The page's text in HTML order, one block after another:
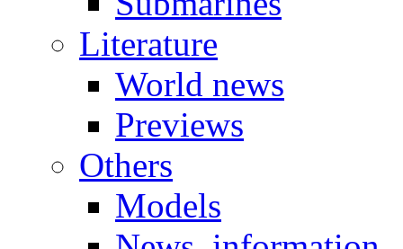
Literature
World news
Previews
Others
Models